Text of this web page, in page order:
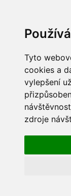
Tyto
cookies a
vylepšení
zdroje